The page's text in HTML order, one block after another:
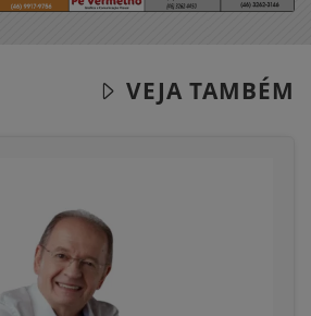
VEJA TAMBÉM